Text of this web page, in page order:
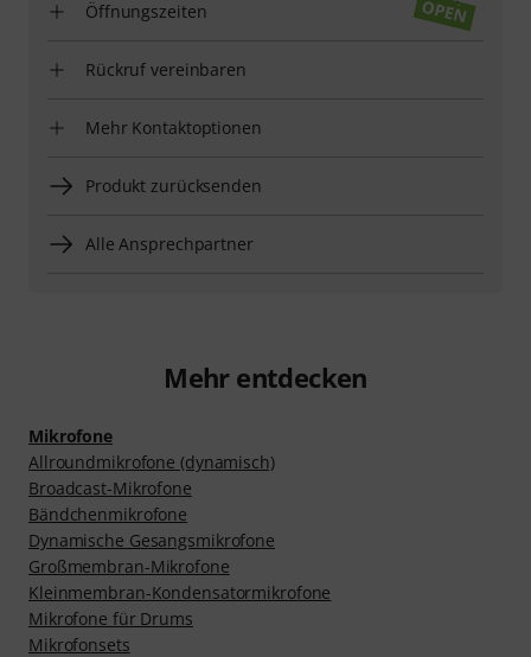
Öffnungszeiten
Rückruf vereinbaren
Mehr Kontaktoptionen
Produkt zurücksenden
Alle Ansprechpartner
Mehr entdecken
Mikrofone
Allroundmikrofone (dynamisch)
Broadcast-Mikrofone
Bändchenmikrofone
Dynamische Gesangsmikrofone
Großmembran-Mikrofone
Kleinmembran-Kondensatormikrofone
Mikrofone für Drums
Mikrofonsets